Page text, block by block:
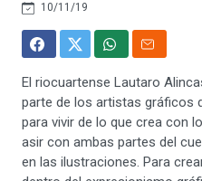
10/11/19
El riocuartense Lautaro
parte de los artistas gráficos
para vivir de lo que crea con
asir con ambas partes del
en las ilustraciones. Para